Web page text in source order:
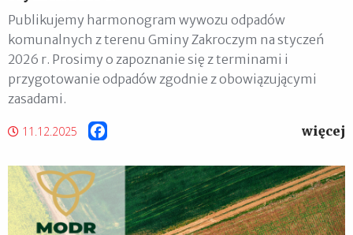
Publikujemy harmonogram wywozu odpadów
komunalnych z terenu Gminy Zakroczym na styczeń
2026 r. Prosimy o zapoznanie się z terminami i
przygotowanie odpadów zgodnie z obowiązującymi
zasadami.
11.12.2025 więcej